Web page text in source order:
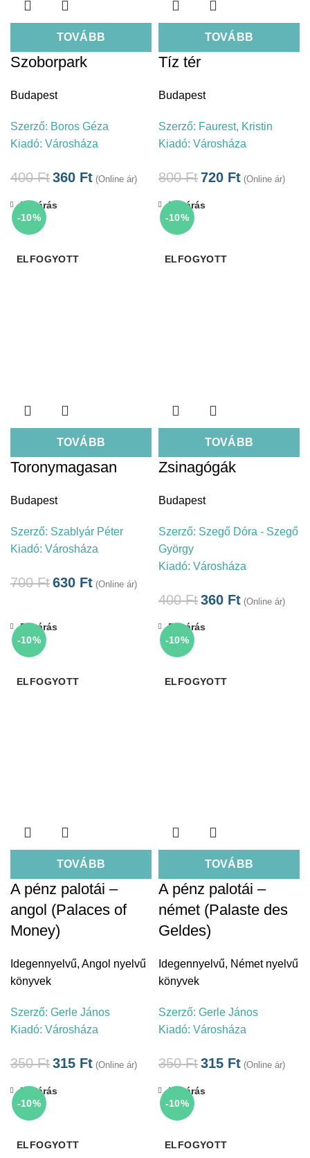
TOVÁBB
Szoborpark
Budapest
Szerző: Boros Géza
Kiadó: Városháza
400Ft360 Ft (Online ár)
TOVÁBB
Tíz tér
Budapest
Szerző: Faurest, Kristin
Kiadó: Városháza
800Ft720 Ft (Online ár)
-10%
ELFOGYOTT
TOVÁBB
Bezárás
Toronymagasan
Budapest
Szerző: Szablyár Péter
Kiadó: Városháza
700Ft630 Ft (Online ár)
-10%
ELFOGYOTT
TOVÁBB
Bezárás
Zsinagógák
Budapest
Szerző: Szegő Dóra - Szegő
György
Kiadó: Városháza
400Ft360 Ft (Online ár)
-10%
ELFOGYOTT
TOVÁBB
Bezárás
A pénz palotái –
angol (Palaces of
Money)
Idegennyelvű, Angol nyelvű
könyvek
Szerző: Gerle János
Kiadó: Városháza
350Ft315 Ft (Online ár)
-10%
ELFOGYOTT
TOVÁBB
Bezárás
A pénz palotái –
német (Palaste des
Geldes)
Idegennyelvű, Német nyelvű
könyvek
Szerző: Gerle János
Kiadó: Városháza
350Ft315 Ft (Online ár)
-10%
ELFOGYOTT
Bezárás
-10%
ELFOGYOTT
Bezárás